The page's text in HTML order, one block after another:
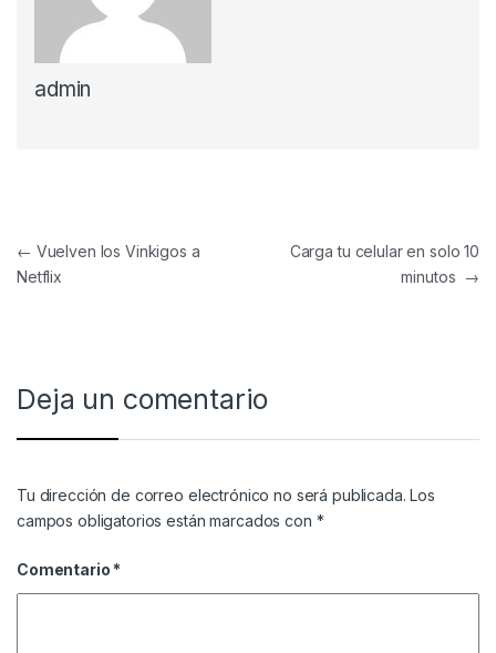
admin
Navegación de entradas
← Vuelven los Vinkigos a
Netflix
Carga tu celular en solo 10
minutos →
Deja un comentario
Tu dirección de correo electrónico no será publicada. Los
campos obligatorios están marcados con *
Comentario *